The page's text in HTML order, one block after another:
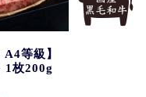
等級】
1枚200g